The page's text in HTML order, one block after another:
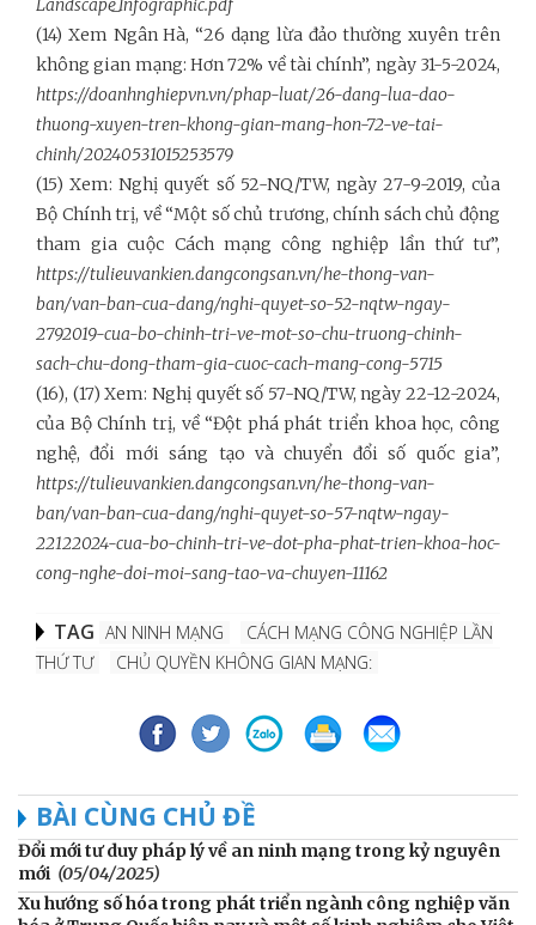
Landscape_Infographic.pdf
(14) Xem Ngân Hà, “26 dạng lừa đảo thường xuyên trên
không gian mạng: Hơn 72% về tài chính”, ngày 31-5-2024,
https://doanhnghiepvn.vn/phap-luat/26-dang-lua-dao-
thuong-xuyen-tren-khong-gian-mang-hon-72-ve-tai-
chinh/20240531015253579
(15) Xem: Nghị quyết số 52-NQ/TW, ngày 27-9-2019, của
Bộ Chính trị, về “Một số chủ trương, chính sách chủ động
tham gia cuộc Cách mạng công nghiệp lần thứ tư”,
https://tulieuvankien.dangcongsan.vn/he-thong-van-
ban/van-ban-cua-dang/nghi-quyet-so-52-nqtw-ngay-
2792019-cua-bo-chinh-tri-ve-mot-so-chu-truong-chinh-
sach-chu-dong-tham-gia-cuoc-cach-mang-cong-5715
(16), (17) Xem: Nghị quyết số 57-NQ/TW, ngày 22-12-2024,
của Bộ Chính trị, về “Đột phá phát triển khoa học, công
nghệ, đổi mới sáng tạo và chuyển đổi số quốc gia”,
https://tulieuvankien.dangcongsan.vn/he-thong-van-
ban/van-ban-cua-dang/nghi-quyet-so-57-nqtw-ngay-
22122024-cua-bo-chinh-tri-ve-dot-pha-phat-trien-khoa-hoc-
cong-nghe-doi-moi-sang-tao-va-chuyen-11162
TAG AN NINH MẠNG
CÁCH MẠNG CÔNG NGHIỆP LẦN
THỨ TƯ
CHỦ QUYỀN KHÔNG GIAN MẠNG:
BÀI CÙNG CHỦ ĐỀ
Đổi mới tư duy pháp lý về an ninh mạng trong kỷ nguyên
mới (05/04/2025)
Xu hướng số hóa trong phát triển ngành công nghiệp văn